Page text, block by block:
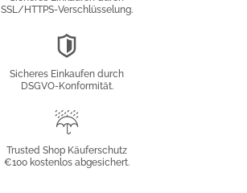
SSL/HTTPS-Verschlüsselung.
Sicheres Einkaufen durch
DSGVO-Konformität.
Käuferschutz
Trusted Shop Käuferschutz
€100 kostenlos abgesichert.